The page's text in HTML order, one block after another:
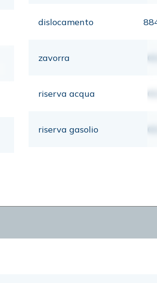
dislocamento
zavorra
riserva acqua
riserva gasolio